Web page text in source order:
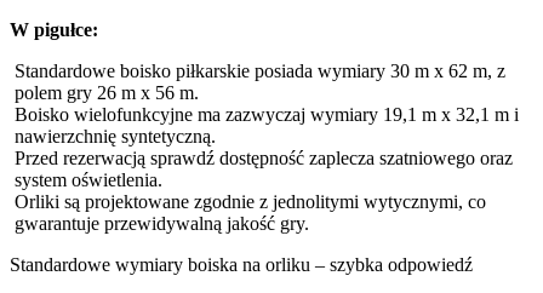
W pigułce:
Standardowe boisko piłkarskie posiada wymiary 30 m x 62 m, z
polem gry 26 m x 56 m.
Boisko wielofunkcyjne ma zazwyczaj wymiary 19,1 m x 32,1 m i
nawierzchnię syntetyczną.
Przed rezerwacją sprawdź dostępność zaplecza szatniowego oraz
system oświetlenia.
Orliki są projektowane zgodnie z jednolitymi wytycznymi, co
gwarantuje przewidywalną jakość gry.
Standardowe wymiary boiska na orliku – szybka odpowiedź